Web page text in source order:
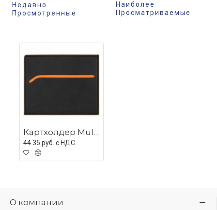
Недавно
Просмотренные
Наиболее
Просматриваемые
Картхолдер Multimo, черный с оранжевым
44.35 руб. c НДС
О компании